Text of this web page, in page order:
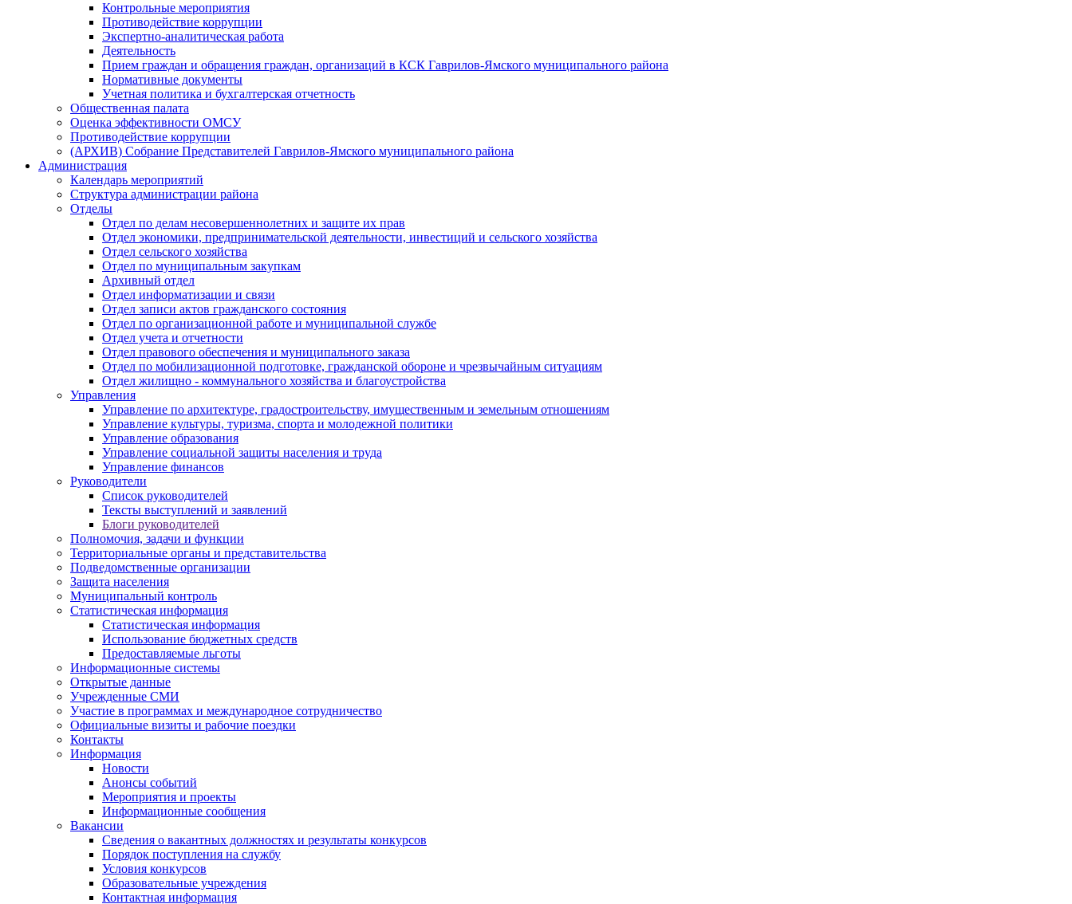
Контрольные мероприятия
Противодействие коррупции
Экспертно-аналитическая работа
Деятельность
Прием граждан и обращения граждан, организаций в КСК Гаврилов-Ямского муниципального района
Нормативные документы
Учетная политика и бухгалтерская отчетность
Общественная палата
Оценка эффективности ОМСУ
Противодействие коррупции
(АРХИВ) Собрание Представителей Гаврилов-Ямского муниципального района
Администрация
Календарь мероприятий
Структура администрации района
Отделы
Отдел по делам несовершеннолетних и защите их прав
Отдел экономики, предпринимательской деятельности, инвестиций и сельского хозяйства
Отдел сельского хозяйства
Отдел по муниципальным закупкам
Архивный отдел
Отдел информатизации и связи
Отдел записи актов гражданского состояния
Отдел по организационной работе и муниципальной службе
Отдел учета и отчетности
Отдел правового обеспечения и муниципального заказа
Отдел по мобилизационной подготовке, гражданской обороне и чрезвычайным ситуациям
Отдел жилищно - коммунального хозяйства и благоустройства
Управления
Управление по архитектуре, градостроительству, имущественным и земельным отношениям
Управление культуры, туризма, спорта и молодежной политики
Управление образования
Управление социальной защиты населения и труда
Управление финансов
Руководители
Список руководителей
Тексты выступлений и заявлений
Блоги руководителей
Полномочия, задачи и функции
Территориальные органы и представительства
Подведомственные организации
Защита населения
Муниципальный контроль
Статистическая информация
Статистическая информация
Использование бюджетных средств
Предоставляемые льготы
Информационные системы
Открытые данные
Учрежденные СМИ
Участие в программах и международное сотрудничество
Официальные визиты и рабочие поездки
Контакты
Информация
Новости
Анонсы событий
Мероприятия и проекты
Информационные сообщения
Вакансии
Сведения о вакантных должностях и результаты конкурсов
Порядок поступления на службу
Условия конкурсов
Образовательные учреждения
Контактная информация